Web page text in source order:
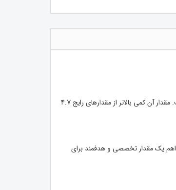
مقاومت 8.2Ω 2W یکی از مقاومت‌های کم‌اهم ولی بسیار کاربردی در مسیرهای راه‌انداز، محدودکننده جریان و فیدبک حفاظتی در دستگاه‌های جوش اینورتر است. مقدار آن کمی بالاتر از مقدارهای رایج 4.7
این مقاومت معمولاً از نوع متال‌اکسید (MOX) یا کربنی تقویت‌شده ساخته می‌شود و برای تحمل نویز، دمای زیاد و جریان‌های لحظه‌ای مناسب است. مقدار 8.2 اهم یک مقدار تخصصی و هدفمند برای